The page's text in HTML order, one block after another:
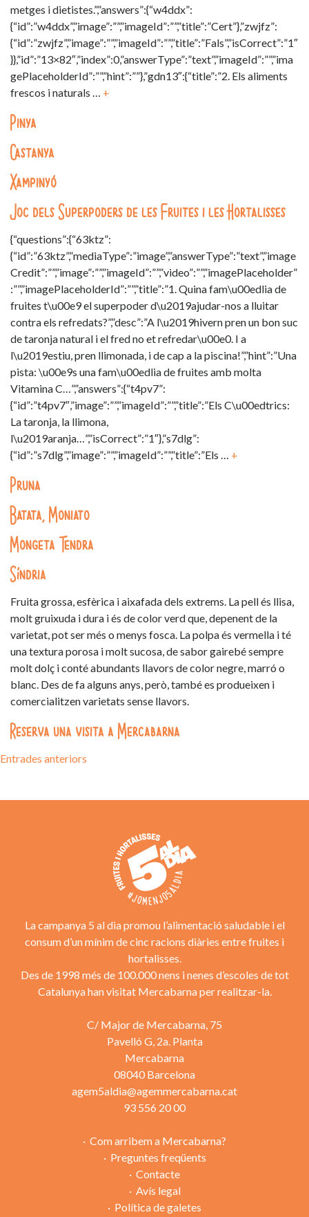
metges i dietistes.”,”answers”:{“w4ddx”:
{“id”:”w4ddx”,”image”:””,”imageId”:””,”title”:”Cert”},”zwjfz”:
{“id”:”zwjfz”,”image”:””,”imageId”:””,”title”:”Fals”,”isCorrect”:”1″
}},”id”:”13×82″,”index”:0,”answerType”:”text”,”imageId”:””,”ima
gePlaceholderId”:””,”hint”:””},”gdn13″:{“title”:”2. Els aliments
frescos i naturals … +
Pinya
Castanya
Xampinyó
Joc dels Superpoders de les Fruites i les Hortalisses
{“questions”:{“63ktz”:
{“id”:”63ktz”,”mediaType”:”image”,”answerType”:”text”,”image
Credit”:””,”image”:””,”imageId”:””,”video”:””,”imagePlaceholder”
:””,”imagePlaceholderId”:””,”title”:”1. Quina fam\u00edlia de
fruites t\u00e9 el superpoder d\u2019ajudar-nos a lluitar
contra els refredats?”,”desc”:”A l\u2019hivern pren un bon suc
de taronja natural i el fred no et refredar\u00e0. I a
l\u2019estiu, pren llimonada, i de cap a la piscina!”,”hint”:”Una
pista: \u00e9s una fam\u00edlia de fruites amb molta
Vitamina C…”,”answers”:{“t4pv7”:
{“id”:”t4pv7″,”image”:””,”imageId”:””,”title”:”Els C\u00edtrics:
La taronja, la llimona,
l\u2019aranja…”,”isCorrect”:”1″},”s7dlg”:
{“id”:”s7dlg”,”image”:””,”imageId”:””,”title”:”Els … +
Pruna
Batata, Moniato
Mongeta Tendra
Síndria
Fruita grossa, esfèrica i aixafada dels extrems. La pell és llisa,
molt gruixuda i dura i és de color verd que, depenent de la
varietat, pot ser més o menys fosca. La polpa és vermella i té
una textura porosa i molt sucosa, de sabor gairebé sempre
molt dolç i conté abundants llavors de color negre, marró o
blanc. Des de fa alguns anys, però, també es produeixen i
comercialitzen varietats sense llavors.
Reserva una visita a Mercabarna
Navegació
Entrades anteriors
La campanya 5 al dia promou l’alimentació saludable i el
consum d’un mínim de cinc racions diàries entre fruites i
hortalisses.
Des de 1998 més de 100.000 nens i nenes d’escoles de tot
Catalunya han visitat Mercabarna per realitzar-la.
C/ Major de Mercabarna, 75
Pavelló G, 2a. Planta
Mercabarna
08040 Barcelona
agem5aldia@agemmercabarna.cat
93 556 20 00
Com arribem a Mercabarna?
Preguntes freqüents
Contacte
Avís legal
Política de galetes